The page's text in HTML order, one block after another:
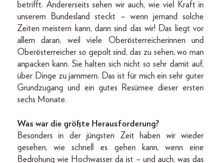
betrifft. Andererseits sehen wir auch, wie viel Kraft in
unserem Bundesland steckt – wenn jemand solche
Zeiten meistern kann, dann sind das wir! Das liegt vor
allem daran, weil viele Oberösterreicherinnen und
Oberösterreicher so gepolt sind, das zu sehen, wo man
anpacken kann. Sie halten sich nicht so sehr damit auf,
über Dinge zu jammern. Das ist für mich ein sehr guter
Grundzugang und ein gutes Resümee dieser ersten
sechs Monate.
Was war die größte Herausforderung?
Besonders in der jüngsten Zeit haben wir wieder
gesehen, wie schnell es gehen kann, wenn eine
Bedrohung wie Hochwasser da ist – und auch, was das